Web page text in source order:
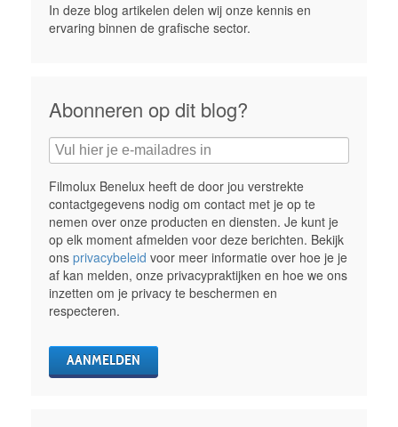
In deze blog artikelen delen wij onze kennis en
ervaring binnen de grafische sector.
Abonneren op dit blog?
Filmolux Benelux heeft de door jou verstrekte
contactgegevens nodig om contact met je op te
nemen over onze producten en diensten. Je kunt je
op elk moment afmelden voor deze berichten. Bekijk
ons privacybeleid voor meer informatie over hoe je je
af kan melden, onze privacypraktijken en hoe we ons
inzetten om je privacy te beschermen en
respecteren.